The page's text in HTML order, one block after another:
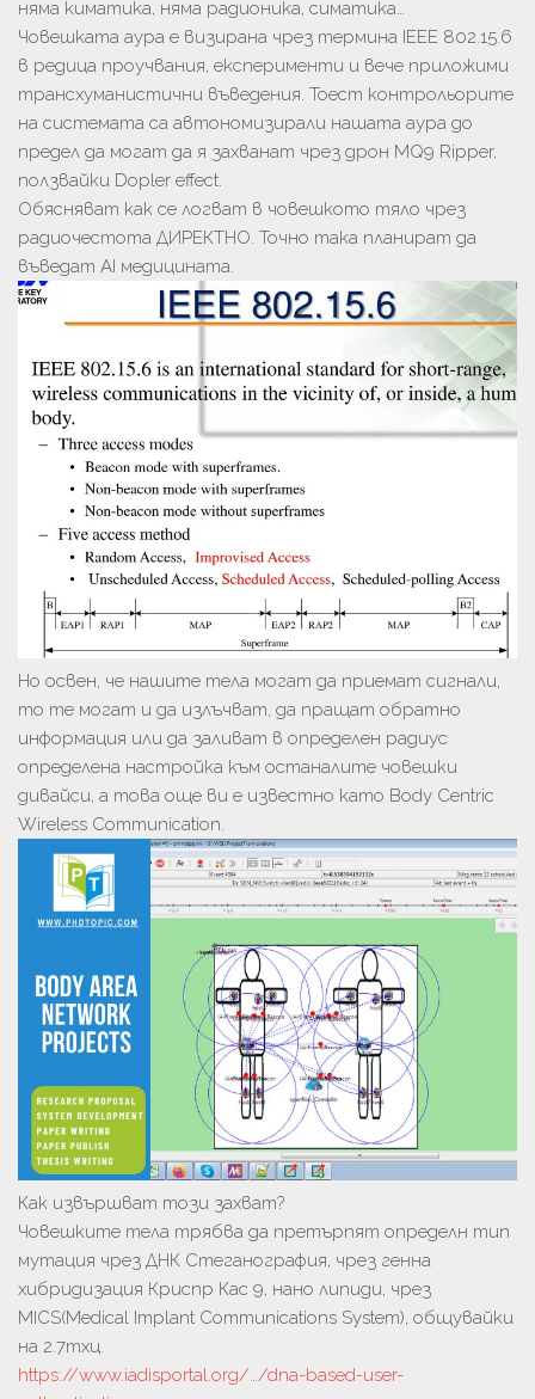
няма киматика, няма радионика, симатика…
Човешката аура е визирана чрез термина IEEE 802.15.6
в редица проучвания, експерименти и вече приложими
трансхуманистични въведения. Тоест контрольорите
на системата са автономизирали нашата аура до
предел да могат да я захванат чрез дрон MQ9 Ripper,
ползвайки Dopler effect.
Обясняват как се логват в човешкото тяло чрез
радиочестота ДИРЕКТНО. Точно така планират да
въведат AI медицината.
Но освен, че нашите тела могат да приемат сигнали,
то те могат и да излъчват, да пращат обратно
информация или да заливат в определен радиус
определена настройка към останалите човешки
дивайси, а това още ви е известно като Body Centric
Wireless Communication.
Как извършват този захват?
Човешките тела трябва да претърпят определн тип
мутация чрез ДНК Стеганография, чрез генна
хибридизация Криспр Кас 9, нано липиди, чрез
MICS(Medical Implant Communications System), общувайки
на 2.7тхц.
https://www.iadisportal.org/…/dna-based-user-